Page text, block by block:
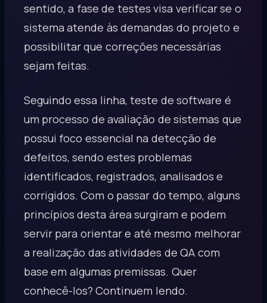
sentido, a fase de testes visa verificar se o
sistema atende às demandas do projeto e
possibilitar que correções necessárias
sejam feitas.
Seguindo essa linha, teste de software é
um processo de avaliação de sistemas que
possui foco essencial na detecção de
defeitos, sendo estes problemas
identificados, registrados, analisados e
corrigidos. Com o passar do tempo, alguns
princípios desta área surgiram e podem
servir para orientar e até mesmo melhorar
a realização das atividades de QA com
base em algumas premissas. Quer
conhecê-los? Continuem lendo.